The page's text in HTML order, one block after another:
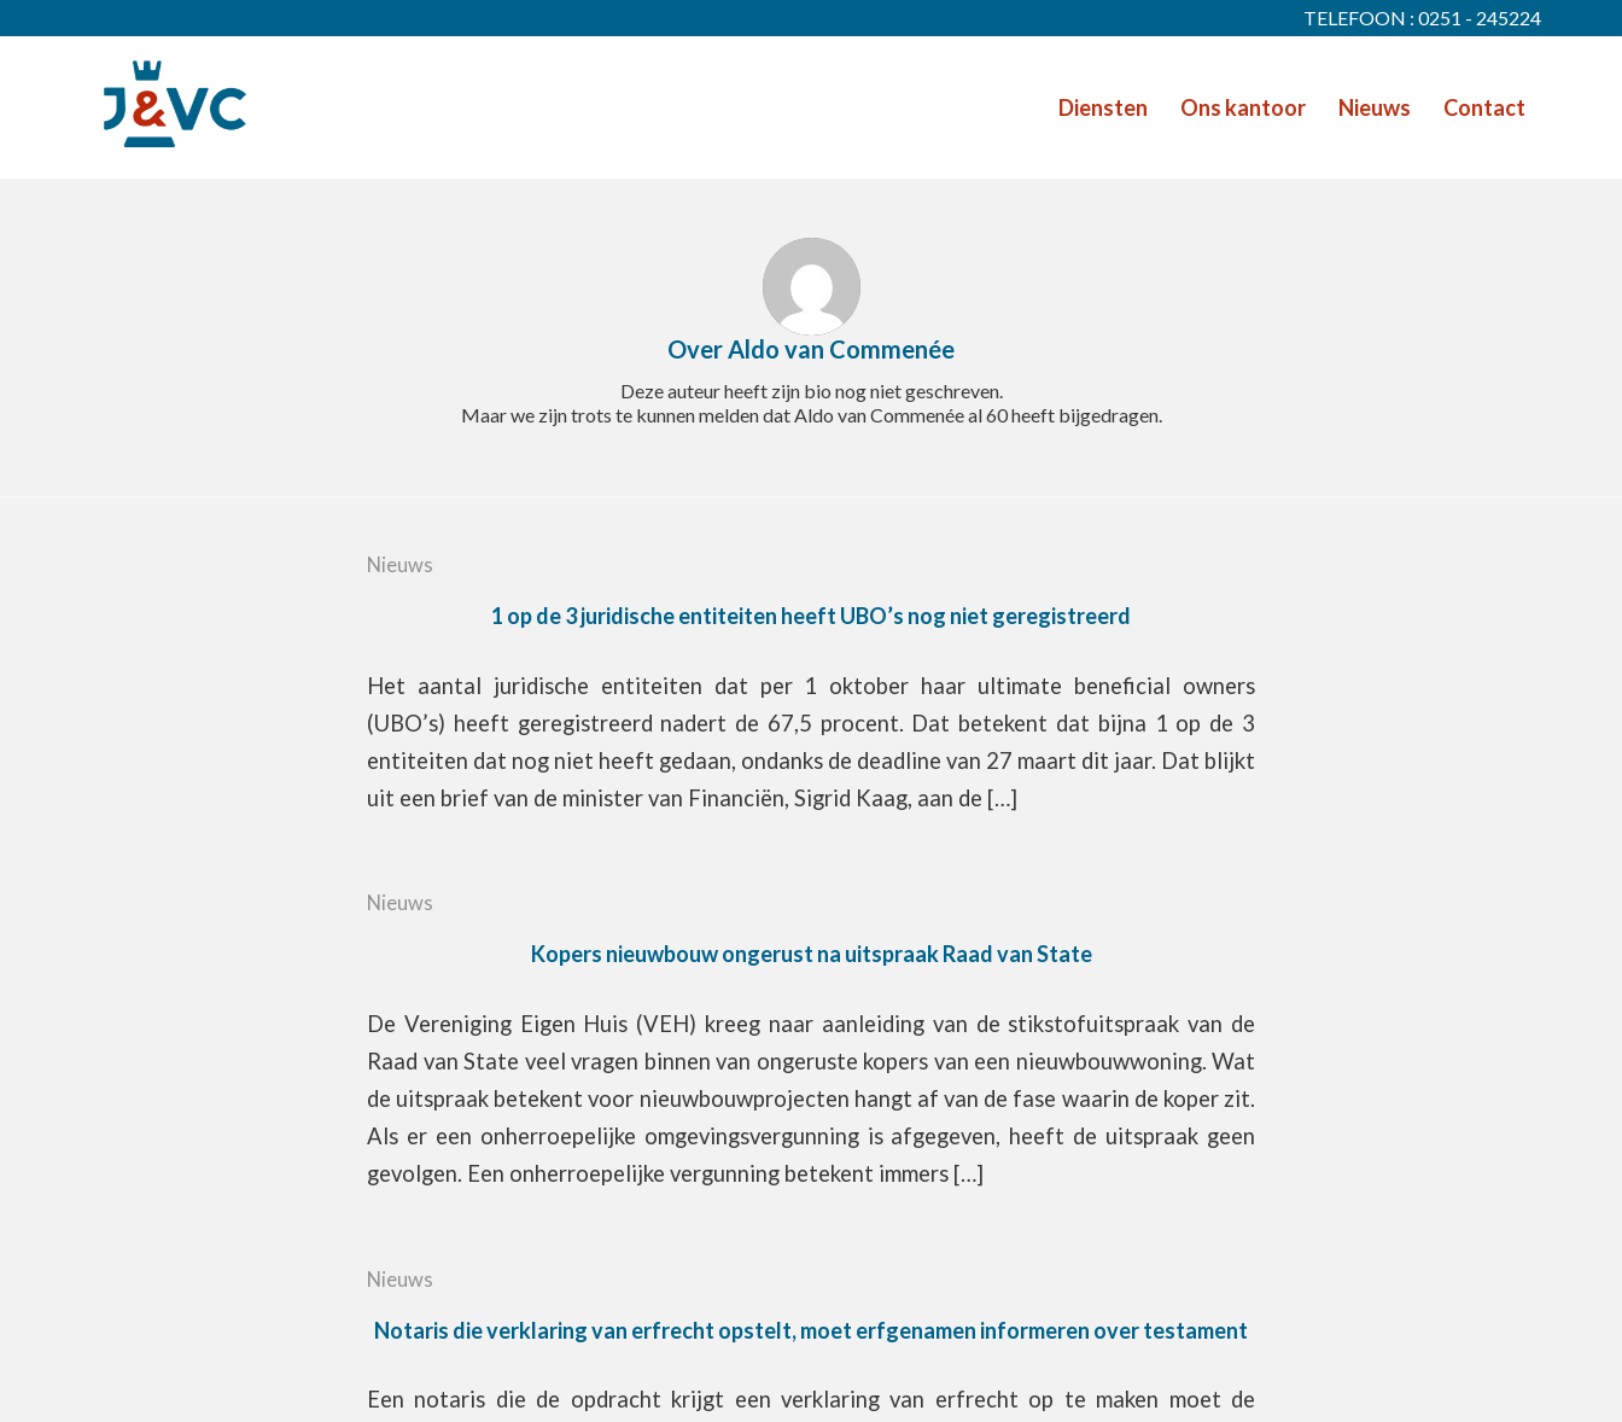
TELEFOON : 0251 - 245224
Diensten Ons kantoor Nieuws Contact
OverAldo van Commenée
Deze auteur heeft zijn bio nog niet geschreven.
Maar we zijn trots te kunnen melden dat Aldo van Commenéeal 60 heeft bijgedragen.
Nieuws
1 op de 3 juridische entiteiten heeft UBO’s nog niet geregistreerd
Het aantal juridische entiteiten dat per 1 oktober haar ultimate beneficial owners
(UBO’s) heeft geregistreerd nadert de 67,5 procent. Dat betekent dat bijna 1 op de 3
entiteiten dat nog niet heeft gedaan, ondanks de deadline van 27 maart dit jaar. Dat blijkt
uit een brief van de minister van Financiën, Sigrid Kaag, aan de […]
Nieuws
Kopers nieuwbouw ongerust na uitspraak Raad van State
De Vereniging Eigen Huis (VEH) kreeg naar aanleiding van de stikstofuitspraak van de
Raad van State veel vragen binnen van ongeruste kopers van een nieuwbouwwoning. Wat
de uitspraak betekent voor nieuwbouwprojecten hangt af van de fase waarin de koper zit.
Als er een onherroepelijke omgevingsvergunning is afgegeven, heeft de uitspraak geen
gevolgen. Een onherroepelijke vergunning betekent immers […]
Nieuws
Notaris die verklaring van erfrecht opstelt, moet erfgenamen informeren over testament
Een notaris die de opdracht krijgt een verklaring van erfrecht op te maken moet de